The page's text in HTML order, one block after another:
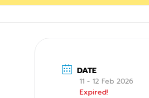
DATE
11 - 12 Feb 2026
Expired!